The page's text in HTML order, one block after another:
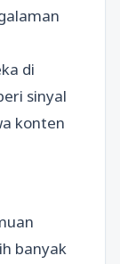
di
sinyal
konten
banyak